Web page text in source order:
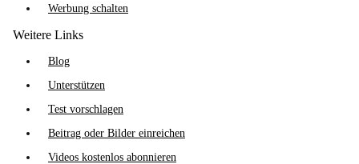
Werbung schalten
Weitere Links
Blog
Unterstützen
Test vorschlagen
Beitrag oder Bilder einreichen
Videos kostenlos abonnieren